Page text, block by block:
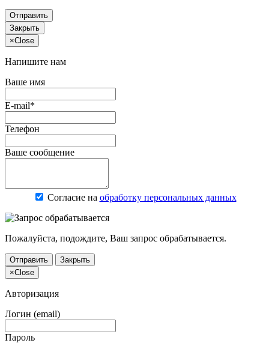
Отправить
Закрыть
×Close
Напишите нам
Ваше имя
E-mail*
Телефон
Ваше сообщение
Согласие на обработку персональных данных
Пожалуйста, подождите, Ваш запрос обрабатывается.
Отправить
Закрыть
×Close
Авторизация
Логин (email)
Пароль